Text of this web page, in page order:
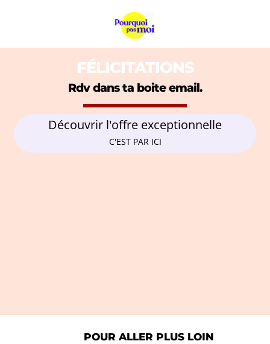
FÉLICITATIONS
Rdv dans ta boite email.
Découvrir l'offre exceptionnelle
C'EST PAR ICI
POUR ALLER PLUS LOIN